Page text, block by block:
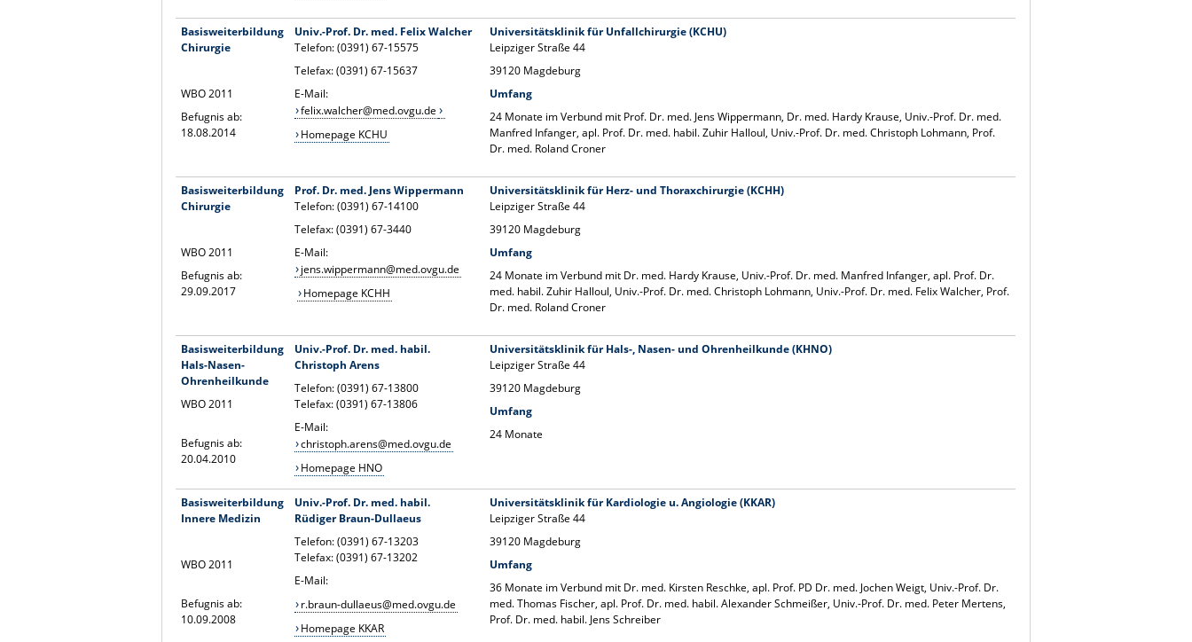
Basisweiterbildung
Chirurgie
WBO 2011
Befugnis ab:
18.08.2014
Univ.-Prof. Dr. med. Felix Walcher
Telefon: (0391) 67-15575
Telefax: (0391) 67-15637
E-Mail:
felix.walcher@med.ovgu.de
Homepage KCHU
Universitätsklinik für Unfallchirurgie (KCHU)
Leipziger Straße 44
39120 Magdeburg
Umfang
24 Monate im Verbund mit Prof. Dr. med. Jens Wippermann, Dr. med. Hardy Krause, Univ.-Prof. Dr. med.
Manfred Infanger, apl. Prof. Dr. med. habil. Zuhir Halloul, Univ.-Prof. Dr. med. Christoph Lohmann, Prof.
Dr. med. Roland Croner
Basisweiterbildung
Chirurgie
WBO 2011
Befugnis ab:
29.09.2017
Prof. Dr. med. Jens Wippermann
Telefon: (0391) 67-14100
Telefax: (0391) 67-3440
E-Mail:
jens.wippermann@med.ovgu.de
Homepage KCHH
Universitätsklinik für Herz- und Thoraxchirurgie (KCHH)
Leipziger Straße 44
39120 Magdeburg
Umfang
24 Monate im Verbund mit Dr. med. Hardy Krause, Univ.-Prof. Dr. med. Manfred Infanger, apl. Prof. Dr.
med. habil. Zuhir Halloul, Univ.-Prof. Dr. med. Christoph Lohmann, Univ.-Prof. Dr. med. Felix Walcher, Prof.
Dr. med. Roland Croner
Basisweiterbildung
Hals-Nasen-
Ohrenheilkunde
WBO 2011
Befugnis ab:
20.04.2010
Univ.-Prof. Dr. med. habil.
Christoph Arens
Telefon: (0391) 67-13800
Telefax: (0391) 67-13806
E-Mail:
christoph.arens@med.ovgu.de
Homepage HNO
Universitätsklinik für Hals-, Nasen- und Ohrenheilkunde (KHNO)
Leipziger Straße 44
39120 Magdeburg
Umfang
24 Monate
Basisweiterbildung
Innere Medizin
WBO 2011
Befugnis ab:
10.09.2008
Univ.-Prof. Dr. med. habil.
Rüdiger Braun-Dullaeus
Telefon: (0391) 67-13203
Telefax: (0391) 67-13202
E-Mail:
r.braun-dullaeus@med.ovgu.de
Homepage KKAR
Universitätsklinik für Kardiologie u. Angiologie (KKAR)
Leipziger Straße 44
39120 Magdeburg
Umfang
36 Monate im Verbund mit Dr. med. Kirsten Reschke, apl. Prof. PD Dr. med. Jochen Weigt, Univ.-Prof. Dr.
med. Thomas Fischer, apl. Prof. Dr. med. habil. Alexander Schmeißer, Univ.-Prof. Dr. med. Peter Mertens,
Prof. Dr. med. habil. Jens Schreiber